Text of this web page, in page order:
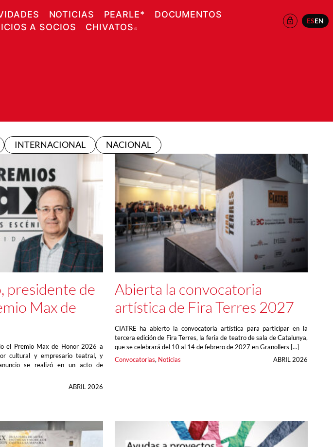
NOTICIAS PEARLE*
DOCUMENTOS
A SOCIOS
CHIVATOS
ESEN
INTERNACIONAL NACIONAL
presidente de
Max de
el Premio Max de Honor 2026 a
cultural y empresario teatral, y
se realizó en un acto de
ABRIL 2026
Abierta la convocatoria
artística de Fira Terres 2027
CIATRE ha abierto la convocatoria artística para participar en la
tercera edición de Fira Terres, la feria de teatro de sala de Catalunya,
que se celebrará del 10 al 14 de febrero de 2027 en Granollers […]
Convocatorias, Noticias ABRIL 2026